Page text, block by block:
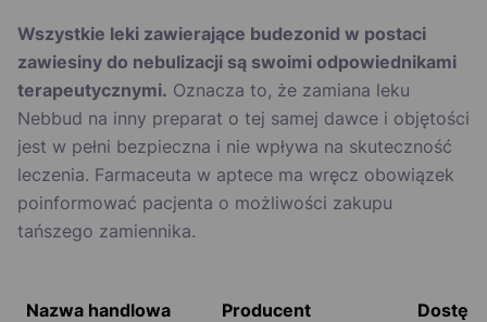
Wszystkie leki zawierające budezonid w postaci
zawiesiny do nebulizacji są swoimi odpowiednikami
terapeutycznymi. Oznacza to, że zamiana leku
Nebbud na inny preparat o tej samej dawce i objętości
jest w pełni bezpieczna i nie wpływa na skuteczność
leczenia. Farmaceuta w aptece ma wręcz obowiązek
poinformować pacjenta o możliwości zakupu
tańszego zamiennika.
Nazwa handlowa Producent